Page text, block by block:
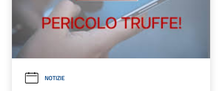
NOTIZIE